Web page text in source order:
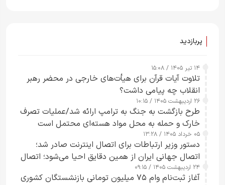
پربازدید
۱۴ تیر ۱۴۰۵ / ۱۵:۰۸
تلاوت آیات قرآن برای هیأت‌های خارجی در محضر رهبر
انقلاب چه پیامی داشت؟
۲۶ اردیبهشت ۱۴۰۵ / ۱۰:۱۵
طرح‌ بازگشت به جنگ به ترامپ ارائه شد/عملیات تصرف
خارک و حمله به محل مواد هسته‌ای محتمل است
۰۵ خرداد ۱۴۰۵ / ۱۳:۲۸
دستور وزیر ارتباطات برای اتصال اینترنت صادر شد؛
اتصال جهانی ایران از همین دقایق احیا می‌شود؛ اتصال
کامل مردم تا ۲۴ ساعت آینده
۲۴ اردیبهشت ۱۴۰۵ / ۰۹:۱۵
آغاز ثبت‌نام وام ۷۵ میلیون تومانی بازنشستگان کشوری